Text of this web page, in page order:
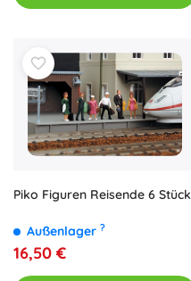
Piko Figuren Reisende 6 Stück
Außenlager ?
16,50 €